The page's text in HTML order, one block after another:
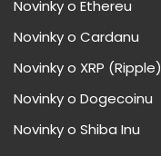
Novinky o Ethereu
Novinky o Cardanu
Novinky o XRP (Ripple)
Novinky o Dogecoinu
Novinky o Shiba Inu